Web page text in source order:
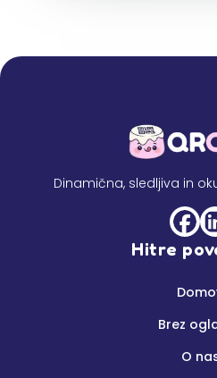
Dinamična, sledljiva in
Hitre
Brez
O